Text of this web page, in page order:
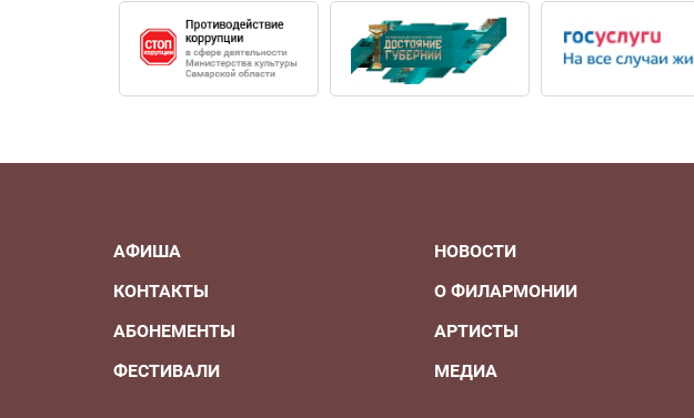
АФИША
КОНТАКТЫ
АБОНЕМЕНТЫ
ФЕСТИВАЛИ
НОВОСТИ
О ФИЛАРМОНИИ
АРТИСТЫ
МЕДИА